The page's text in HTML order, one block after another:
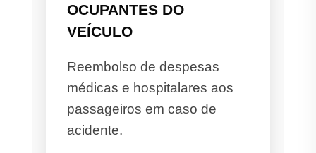
OCUPANTES DO
VEÍCULO
Reembolso de despesas
médicas e hospitalares aos
passageiros em caso de
acidente.